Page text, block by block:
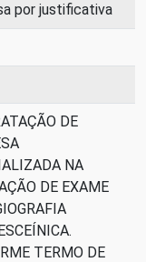
por justificativa
DE
NA
DE EXAME
TERMO DE